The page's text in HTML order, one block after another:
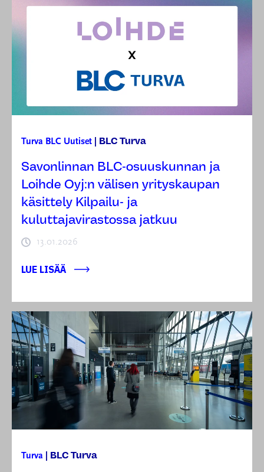
Turva BLC Uutiset BLC Turva
Savonlinnan BLC-osuuskunnan ja
Loihde Oyj:n välisen yrityskaupan
käsittely Kilpailu- ja
kuluttajavirastossa jatkuu
13.01.2026
LUE LISÄÄ
Turva BLC Turva